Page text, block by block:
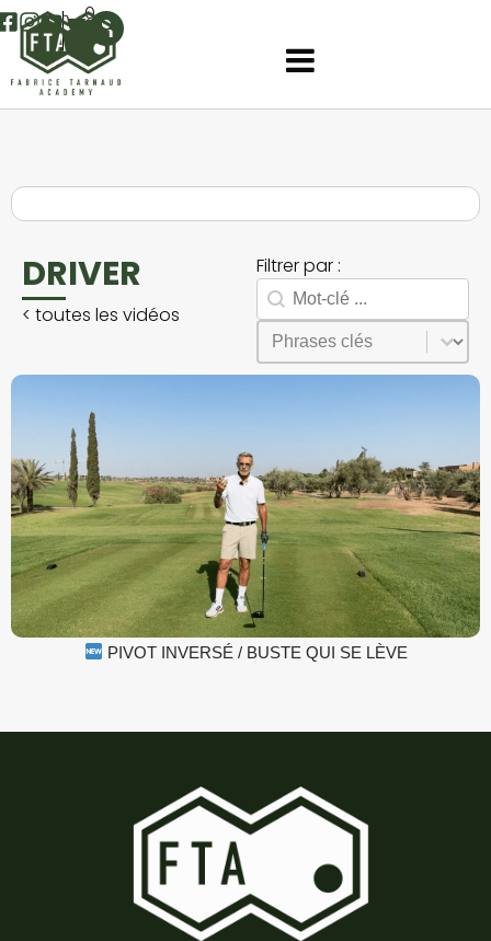
0
DRIVER
< toutes les vidéos
Filtrer par :
Search facet-2
Rechercher
Phrases
Sélectionnez le contenu
PIVOT INVERSÉ / BUSTE QUI SE LÈVE